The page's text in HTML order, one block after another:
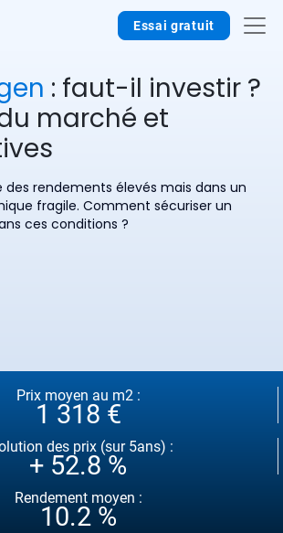
Essai gratuit
: faut-il investir ?
marché et
rendements élevés mais dans un
fragile. Comment sécuriser un
ces conditions ?
Prix moyen au m2 :
1 318 €
des prix (sur 5ans) :
+ 52.8 %
Rendement moyen :
10.2 %